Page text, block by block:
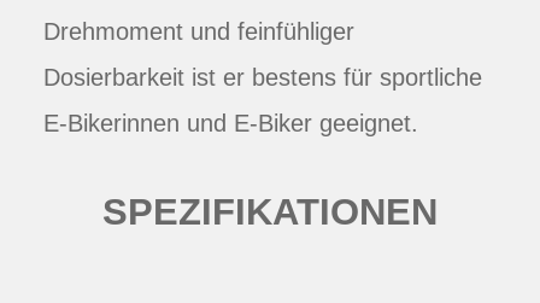
Drehmoment und feinfühliger
Dosierbarkeit ist er bestens für sportliche
E-Bikerinnen und E-Biker geeignet.
SPEZIFIKATIONEN